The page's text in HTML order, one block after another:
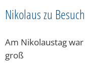
Nikolaus zu
Am Nikolaustag
groß